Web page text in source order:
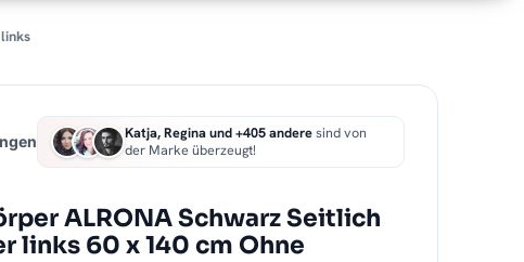
Katja, Regina und +405 anderesind von
der Marke überzeugt!
ALRONA Schwarz Seitlich
links 60 x 140 cm Ohne